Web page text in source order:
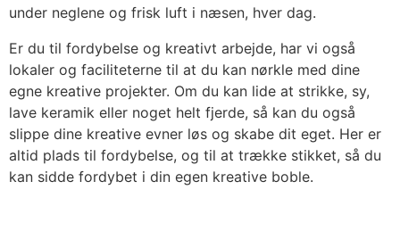
under neglene og frisk luft i næsen, hver dag.
Er du til fordybelse og kreativt arbejde, har vi også
lokaler og faciliteterne til at du kan nørkle med dine
egne kreative projekter. Om du kan lide at strikke, sy,
lave keramik eller noget helt fjerde, så kan du også
slippe dine kreative evner løs og skabe dit eget. Her er
altid plads til fordybelse, og til at trække stikket, så du
kan sidde fordybet i din egen kreative boble.